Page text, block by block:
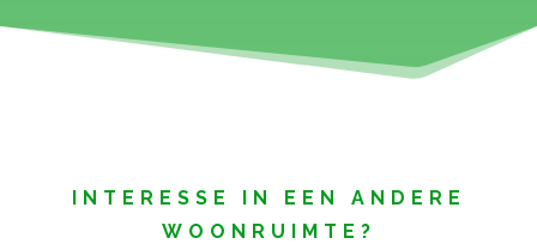
INTERESSE IN EEN ANDERE
WOONRUIMTE?